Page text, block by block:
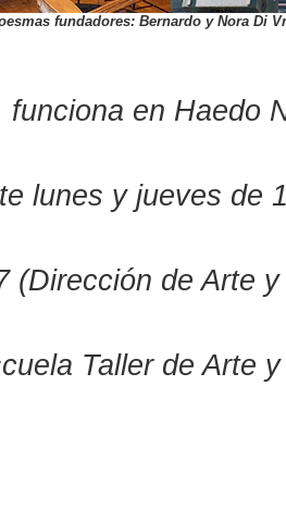
fundadores: Bernardo y Nora Di
funciona en Haedo
lunes y jueves de
(Dirección de Arte
Taller de Arte